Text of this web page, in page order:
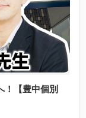
！【豊中個別